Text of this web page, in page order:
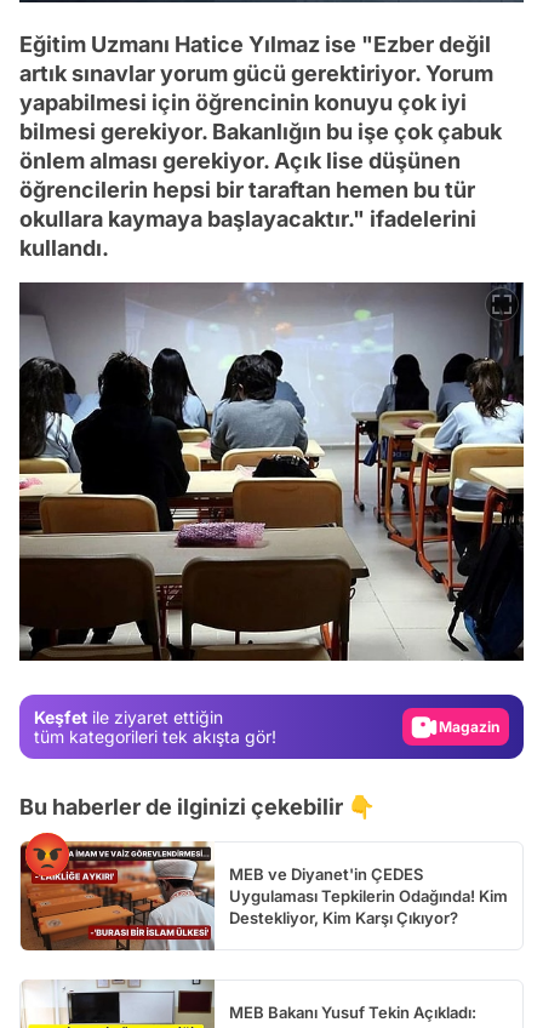
Eğitim Uzmanı Hatice Yılmaz ise "Ezber değil
artık sınavlar yorum gücü gerektiriyor. Yorum
yapabilmesi için öğrencinin konuyu çok iyi
bilmesi gerekiyor. Bakanlığın bu işe çok çabuk
önlem alması gerekiyor. Açık lise düşünen
öğrencilerin hepsi bir taraftan hemen bu tür
okullara kaymaya başlayacaktır." ifadelerini
kullandı.
Keşfet ile ziyaret ettiğin
tüm kategorileri tek akışta gör!
Test
Gündem
Video
Bu haberler de ilginizi çekebilir 👇
MEB ve Diyanet'in ÇEDES
Uygulaması Tepkilerin Odağında! Kim
Destekliyor, Kim Karşı Çıkıyor?
MEB Bakanı Yusuf Tekin Açıkladı: